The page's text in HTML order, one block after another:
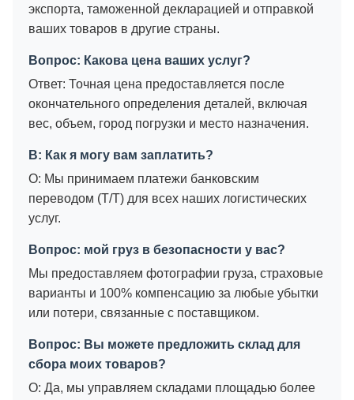
экспорта, таможенной декларацией и отправкой
ваших товаров в другие страны.
Вопрос: Какова цена ваших услуг?
Ответ: Точная цена предоставляется после
окончательного определения деталей, включая
вес, объем, город погрузки и место назначения.
В: Как я могу вам заплатить?
О: Мы принимаем платежи банковским
переводом (T/T) для всех наших логистических
услуг.
Вопрос: мой груз в безопасности у вас?
Мы предоставляем фотографии груза, страховые
варианты и 100% компенсацию за любые убытки
или потери, связанные с поставщиком.
Вопрос: Вы можете предложить склад для
сбора моих товаров?
О: Да, мы управляем складами площадью более